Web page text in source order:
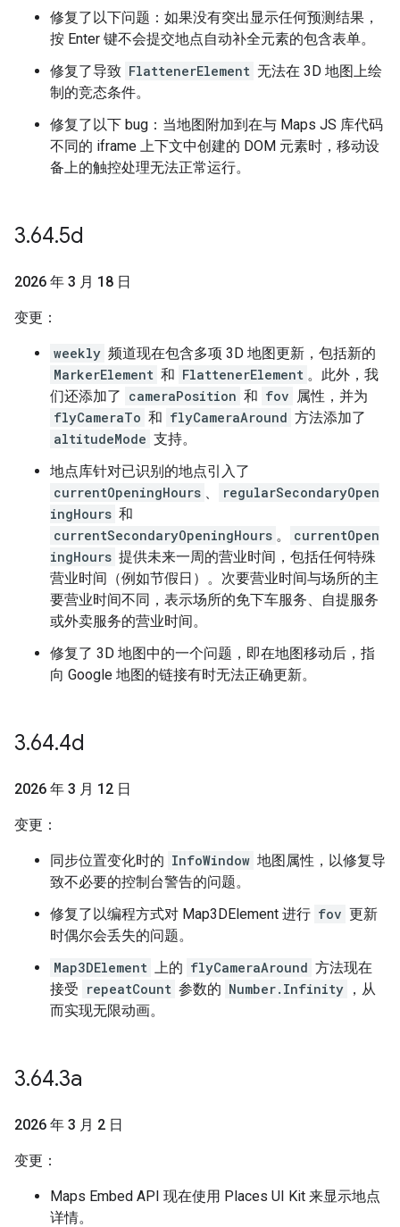
修复了以下问题：如果没有突出显示任何预测结果，
按 Enter 键不会提交地点自动补全元素的包含表单。
修复了导致 FlattenerElement 无法在 3D 地图上绘
制的竞态条件。
修复了以下 bug：当地图附加到在与 Maps JS 库代码
不同的 iframe 上下文中创建的 DOM 元素时，移动设
备上的触控处理无法正常运行。
3.64.5d
2026 年 3 月 18 日
变更：
weekly 频道现在包含多项 3D 地图更新，包括新的
MarkerElement 和 FlattenerElement 。此外，我
们还添加了 cameraPosition 和 fov 属性，并为
flyCameraTo 和 flyCameraAround 方法添加了
altitudeMode 支持。
地点库针对已识别的地点引入了
currentOpeningHours 、
regularSecondaryOpen
ingHours 和
currentSecondaryOpeningHours 。
currentOpen
ingHours 提供未来一周的营业时间，包括任何特殊
营业时间（例如节假日）。次要营业时间与场所的主
要营业时间不同，表示场所的免下车服务、自提服务
或外卖服务的营业时间。
修复了 3D 地图中的一个问题，即在地图移动后，指
向 Google 地图的链接有时无法正确更新。
3.64.4d
2026 年 3 月 12 日
变更：
同步位置变化时的 InfoWindow 地图属性，以修复导
致不必要的控制台警告的问题。
修复了以编程方式对 Map3DElement 进行 fov 更新
时偶尔会丢失的问题。
Map3DElement 上的 flyCameraAround 方法现在
接受 repeatCount 参数的 Number.Infinity ，从
而实现无限动画。
3.64.3a
2026 年 3 月 2 日
变更：
Maps Embed API 现在使用 Places UI Kit 来显示地点
详情。